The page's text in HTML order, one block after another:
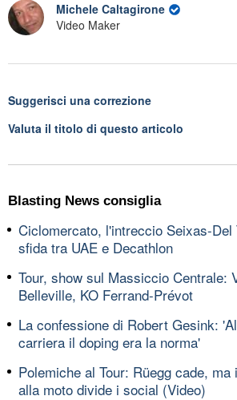
Michele Caltagirone
Video Maker
Suggerisci una correzione
Valuta il titolo di questo articolo
Blasting News consiglia
Ciclomercato, l'intreccio Seixas-Del
sfida tra UAE e Decathlon
Tour, show sul Massiccio Centrale:
Belleville, KO Ferrand-Prévot
La confessione di Robert Gesink:
carriera il doping era la norma'
Polemiche al Tour: Rüegg cade,
alla moto divide i social (Video)